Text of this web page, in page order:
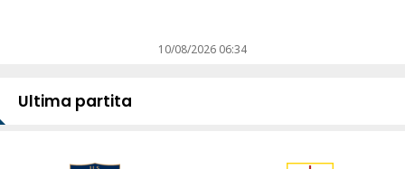
10/08/2026 06:34
Ultima partita